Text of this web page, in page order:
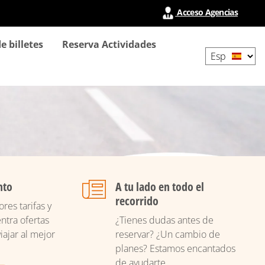
Acceso Agencias
billetes
Reserva Actividades
your
tarifas y
ofertas
al mejor
A tu lado en todo el
recorrido
¿Tienes dudas antes de
reservar? ¿Un cambio de
planes? Estamos encantados